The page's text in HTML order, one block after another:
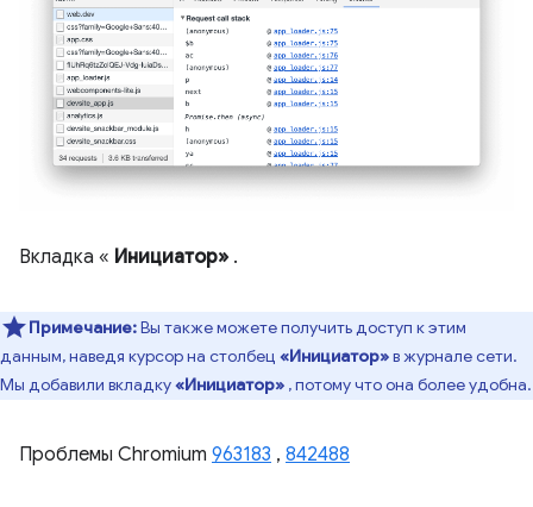
Вкладка « Инициатор» .
Примечание:Вы также можете получить доступ к этим
данным, наведя курсор на столбец «Инициатор»в журнале сети.
Мы добавили вкладку«Инициатор» , потому что она более удобна.
Проблемы Chromium 963183 , 842488